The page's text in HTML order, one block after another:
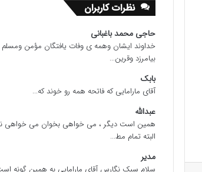
نظرات کاربران
حاجی محمد باغبانی
خداوند ایشان وهمه ی وفات یافتگان مؤمن ومسلم
بیامرزد وقرین...
بابک
آقای مارامایی که فاتحه همه رو خوند که...
عبدالله
همین است دیگر ، می خواهی بخوان می خواهی
البته تمام مط...
مدیر